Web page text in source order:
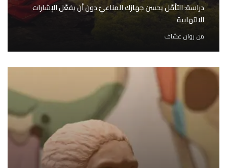
دراسة: التأمّل يحسن جهازك المناعيّ دون أن يفعّل الإشارات
الالتهابية
من روان عسّاف